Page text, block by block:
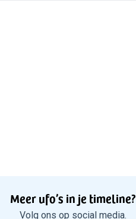
Meer ufo’s in je timeline?
Volg ons op social media.